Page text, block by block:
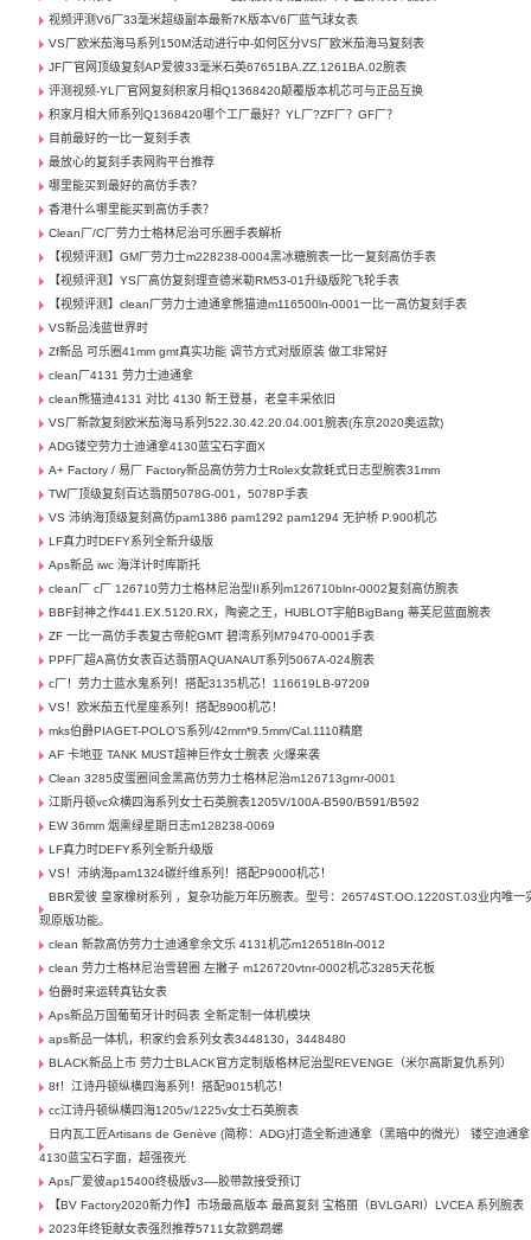
视频评测V6厂33毫米超级副本最新7K版本V6厂蓝气球女表
VS厂欧米茄海马系列150M活动进行中-如何区分VS厂欧米茄海马复刻表
JF厂官网顶级复刻AP爱彼33毫米石英67651BA.ZZ.1261BA.02腕表
评测视频-YL厂官网复刻积家月相Q1368420颠覆版本机芯可与正品互换
积家月相大师系列Q1368420哪个工厂最好？YL厂?ZF厂？GF厂？
目前最好的一比一复刻手表
最放心的复刻手表网购平台推荐
哪里能买到最好的高仿手表？
香港什么哪里能买到高仿手表？
Clean厂/C厂劳力士格林尼治可乐圈手表解析
【视频评测】GM厂劳力士m228238-0004黑冰糖腕表一比一复刻高仿手表
【视频评测】YS厂高仿复刻理查德米勒RM53-01升级版陀飞轮手表
【视频评测】clean厂劳力士迪通拿熊猫迪m116500ln-0001一比一高仿复刻手表
VS新品浅蓝世界时
Zf新品 可乐圈41mm gmt真实功能 调节方式对版原装 做工非常好
clean厂4131 劳力士迪通拿
clean熊猫迪4131 对比 4130 新王登基，老皇丰采依旧
VS厂新款复刻欧米茄海马系列522.30.42.20.04.001腕表(东京2020奥运款)
ADG镂空劳力士迪通拿4130蓝宝石字面X
A+ Factory / 易厂 Factory新品高仿劳力士Rolex女款蚝式日志型腕表31mm
TW厂顶级复刻百达翡丽5078G-001，5078P手表
VS 沛纳海顶级复刻高仿pam1386 pam1292 pam1294 无护桥 P.900机芯
LF真力时DEFY系列全新升级版
Aps新品 iwc 海洋计时库斯托
clean厂 c厂 126710劳力士格林尼治型II系列m126710blnr-0002复刻高仿腕表
BBF封神之作441.EX.5120.RX，陶瓷之王，HUBLOT宇舶BigBang 蒂芙尼蓝面腕表
ZF 一比一高仿手表复古帝舵GMT 碧湾系列M79470-0001手表
PPF厂超A高仿女表百达翡丽AQUANAUT系列5067A-024腕表
c厂！劳力士蓝水鬼系列！搭配3135机芯！116619LB-97209
VS！欧米茄五代星座系列！搭配8900机芯！
mks伯爵PIAGET-POLO’S系列/42mm*9.5mm/Cal.1110精磨
AF 卡地亚 TANK MUST超神巨作女士腕表 火爆来袭
Clean 3285皮蛋圈间金黑高仿劳力士格林尼治m126713grnr-0001
江斯丹顿vc众横四海系列女士石英腕表1205V/100A-B590/B591/B592
EW 36mm 烟熏绿星期日志m128238-0069
LF真力时DEFY系列全新升级版
VS！沛纳海pam1324碳纤维系列！搭配P9000机芯！
BBR爱彼 皇家橡树系列 ，复杂功能万年历腕表。型号：26574ST.OO.1220ST.03业内唯一
现原版功能。
clean 新款高仿劳力士迪通拿余文乐 4131机芯m126518ln-0012
clean 劳力士格林尼治雪碧圈 左撇子 m126720vtnr-0002机芯3285天花板
伯爵时来运转真钻女表
Aps新品万国葡萄牙计时码表 全新定制一体机模块
aps新品一体机，积家约会系列女表3448130，3448480
BLACK新品上市 劳力士BLACK官方定制版格林尼治型REVENGE（米尔高斯复仇系列） ​
8f！江诗丹顿纵横四海系列！搭配9015机芯！
cc江诗丹顿纵横四海1205v/1225v女士石英腕表
日内瓦工匠Artisans de Genève (简称：ADG)打造全新迪通拿（黑暗中的微光） 镂空迪通拿
4130蓝宝石字面，超强夜光
Aps厂爱彼ap15400终极版v3----胶带款接受预订
【BV Factory2020新力作】市场最高版本 最高复刻 宝格丽（BVLGARI）LVCEA 系列腕表
2023年终钜献女表强烈推荐5711女款鹦鹉螺